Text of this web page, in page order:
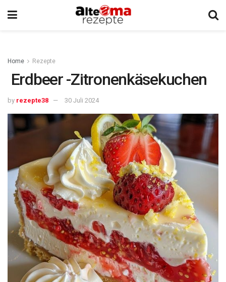
Home Rezepte
Erdbeer -Zitronenkäsekuchen
by rezepte38 30 Juli 2024